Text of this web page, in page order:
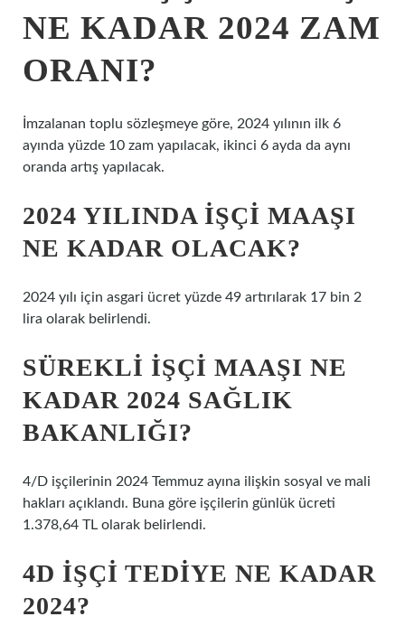
NE KADAR 2024 ZAM
ORANI?
İmzalanan toplu sözleşmeye göre, 2024 yılının ilk 6
ayında yüzde 10 zam yapılacak, ikinci 6 ayda da aynı
oranda artış yapılacak.
2024 YILINDA IŞÇI MAAŞI
NE KADAR OLACAK?
2024 yılı için asgari ücret yüzde 49 artırılarak 17 bin 2
lira olarak belirlendi.
SÜREKLI IŞÇI MAAŞI NE
KADAR 2024 SAĞLIK
BAKANLIĞI?
4/D işçilerinin 2024 Temmuz ayına ilişkin sosyal ve mali
hakları açıklandı. Buna göre işçilerin günlük ücreti
1.378,64 TL olarak belirlendi.
4D IŞÇI TEDIYE NE KADAR
2024?